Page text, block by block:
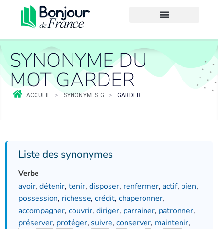
SYNONYME DU
MOT GARDER
ACCUEIL > SYNONYMES G > GARDER
Liste des synonymes
Verbe
avoir, détenir, tenir, disposer, renfermer, actif, bien,
possession, richesse, crédit, chaperonner,
accompagner, couvrir, diriger, parrainer, patronner,
préserver, protéger, suivre, conserver, maintenir,